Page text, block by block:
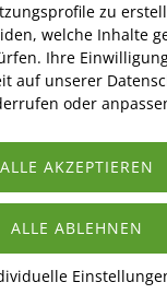
zu
welche Inhalte
Ihre
auf unserer
oder